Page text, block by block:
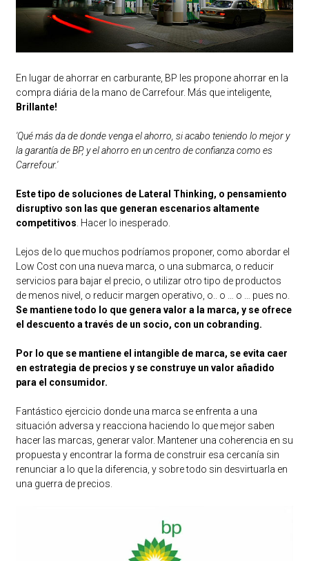
En lugar de ahorrar en carburante, BP les propone ahorrar en la
compra diária de la mano de Carrefour. Más que inteligente,
Brillante!
'Qué más da de donde venga el ahorro, si acabo teniendo lo mejor y
la garantía de BP, y el ahorro en un centro de confianza como es
Carrefour.'
Este tipo de soluciones de Lateral Thinking, o pensamiento
disruptivo son las que generan escenarios altamente
competitivos . Hacer lo inesperado.
Lejos de lo que muchos podríamos proponer, como abordar el
Low Cost con una nueva marca, o una submarca, o reducir
servicios para bajar el precio, o utilizar otro tipo de productos
de menos nivel, o reducir margen operativo, o.. o … o … pues no.
Se mantiene todo lo que genera valor a la marca, y se ofrece
el descuento a través de un socio, con un cobranding.
Por lo que se mantiene el intangible de marca, se evita caer
en estrategia de precios y se construye un valor añadido
para el consumidor.
Fantástico ejercicio donde una marca se enfrenta a una
situación adversa y reacciona haciendo lo que mejor saben
hacer las marcas, generar valor. Mantener una coherencia en su
propuesta y encontrar la forma de construir esa cercanía sin
renunciar a lo que la diferencia, y sobre todo sin desvirtuarla en
una guerra de precios.